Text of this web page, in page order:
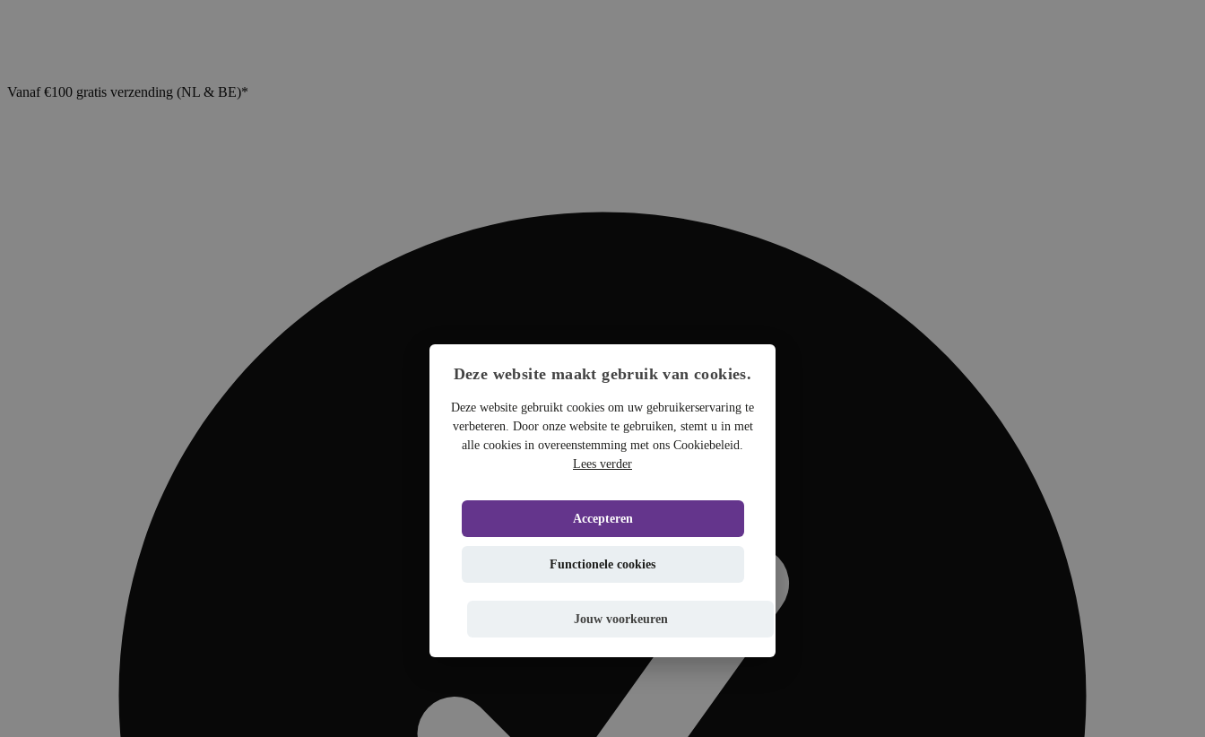
Vanaf €100 gratis verzending (NL & BE)*
Deze website maakt gebruik van cookies.
Deze website gebruikt cookies om uw gebruikerservaring te
verbeteren. Door onze website te gebruiken, stemt u in met
alle cookies in overeenstemming met ons Cookiebeleid.
Lees verder
Accepteren
Functionele cookies
Jouw voorkeuren